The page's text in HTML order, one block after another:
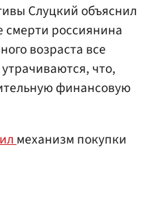
Слуцкий объяснил
смерти россиянина
возраста все
что,
финансовую
механизм покупки